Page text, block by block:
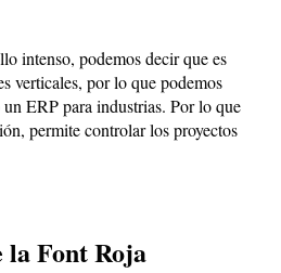
intenso, podemos decir que es
verticales, por lo que podemos
ERP para industrias. Por lo que
permite controlar los proyectos
Font Roja